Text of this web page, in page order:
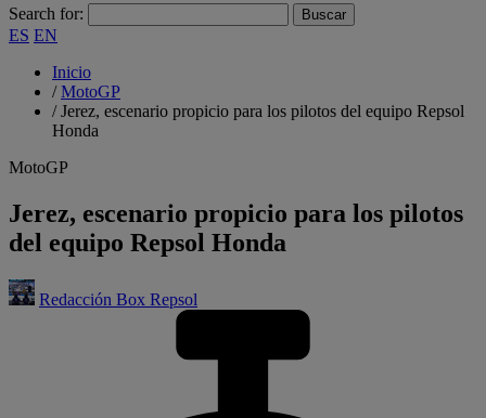
Search for:
ES EN
Inicio
/MotoGP
/Jerez, escenario propicio para los pilotos del equipo Repsol
Honda
MotoGP
Jerez, escenario propicio para los pilotos
del equipo Repsol Honda
Redacción Box Repsol